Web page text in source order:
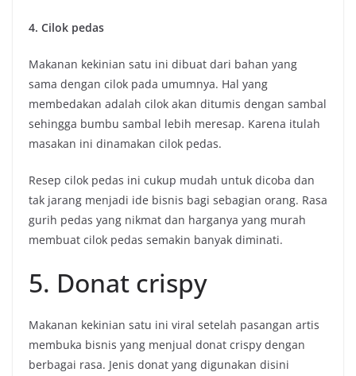
4. Cilok pedas
Makanan kekinian satu ini dibuat dari bahan yang
sama dengan cilok pada umumnya. Hal yang
membedakan adalah cilok akan ditumis dengan sambal
sehingga bumbu sambal lebih meresap. Karena itulah
masakan ini dinamakan cilok pedas.
Resep cilok pedas ini cukup mudah untuk dicoba dan
tak jarang menjadi ide bisnis bagi sebagian orang. Rasa
gurih pedas yang nikmat dan harganya yang murah
membuat cilok pedas semakin banyak diminati.
5. Donat crispy
Makanan kekinian satu ini viral setelah pasangan artis
membuka bisnis yang menjual donat crispy dengan
berbagai rasa. Jenis donat yang digunakan disini